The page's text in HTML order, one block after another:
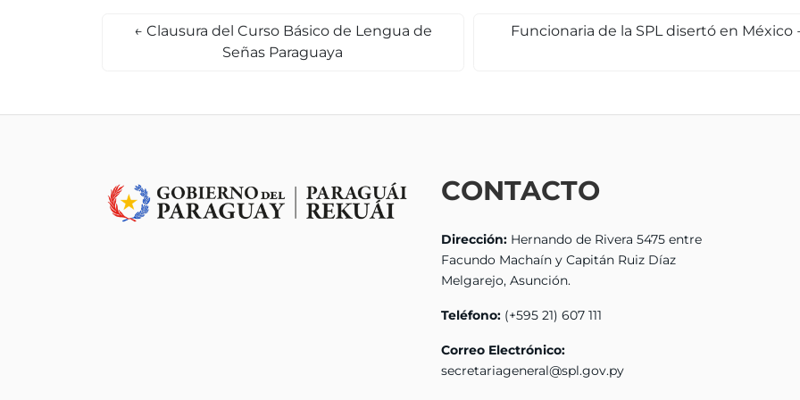
← Clausura del Curso Básico de Lengua de
Señas Paraguaya
Funcionaria de la SPL disertó en México
CONTACTO
Dirección: Hernando de Rivera 5475 entre
Facundo Machaín y Capitán Ruiz Díaz
Melgarejo, Asunción.
Teléfono: (+595 21) 607 111
Correo Electrónico:
secretariageneral@spl.gov.py